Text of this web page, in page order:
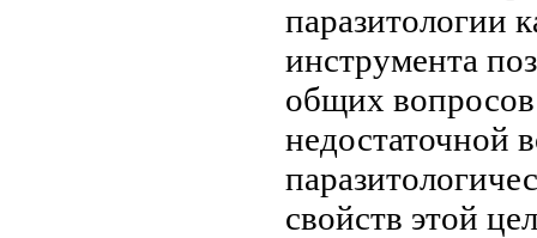
паразитологии
инструмента
общих
недостаточной
свойств этой